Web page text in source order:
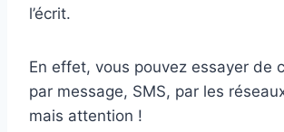
l’écrit.
En effet, vous pouvez essayer de
par message, SMS, par les
mais attention !